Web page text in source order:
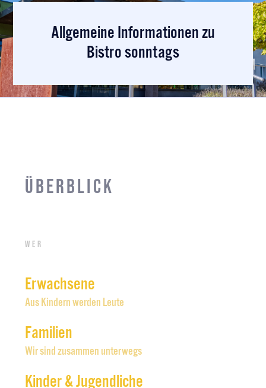
Allgemeine Informationen zu
Bistro sonntags
Überblick
Wer
Erwachsene
Aus Kindern werden Leute
Familien
Wir sind zusammen unterwegs
Kinder & Jugendliche